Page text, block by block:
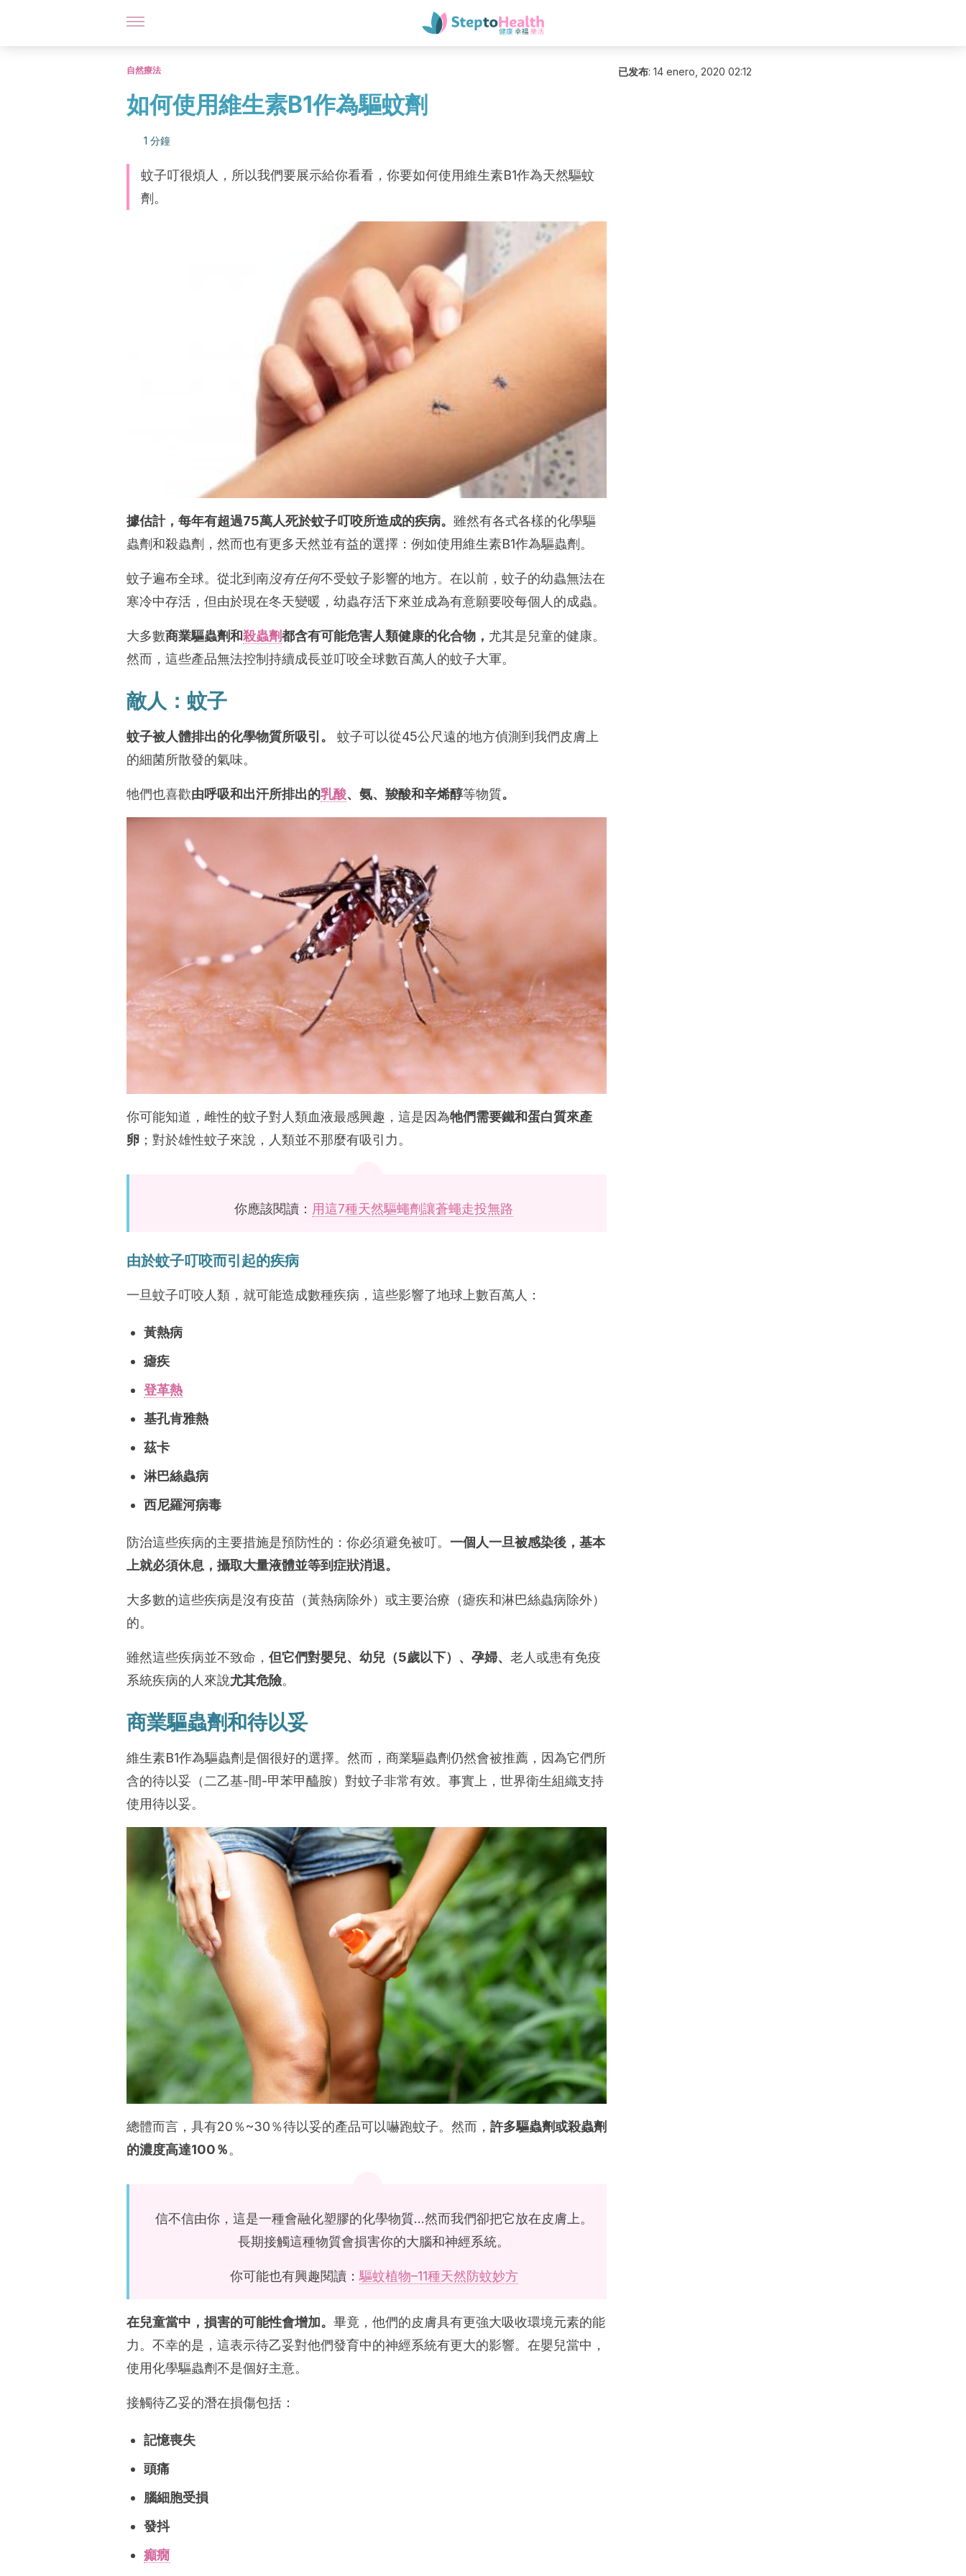
自然療法
如何使用維生素B1作為驅蚊劑
1 分鐘
蚊子叮很煩人，所以我們要展示給你看看，你要如何使用維生素B1作為天然驅蚊
劑。
據估計，每年有超過75萬人死於蚊子叮咬所造成的疾病。 雖然有各式各樣的化學驅
蟲劑和殺蟲劑，然而也有更多天然並有益的選擇：例如使用維生素B1作為驅蟲劑。
蚊子遍布全球。從北到南沒有任何不受蚊子影響的地方。在以前，蚊子的幼蟲無法在
寒冷中存活，但由於現在冬天變暖，幼蟲存活下來並成為有意願要咬每個人的成蟲。
大多數商業驅蟲劑和殺蟲劑都含有可能危害人類健康的化合物， 尤其是兒童的健康。
然而，這些產品無法控制持續成長並叮咬全球數百萬人的蚊子大軍。
敵人：蚊子
蚊子被人體排出的化學物質所吸引。
蚊子可以從45公尺遠的地方偵測到我們皮膚上
的細菌所散發的氣味。
牠們也喜歡由呼吸和出汗所排出的乳酸、氨、羧酸和辛烯醇等物質。
你可能知道，雌性的蚊子對人類血液最感興趣， 這是因為牠們需要鐵和蛋白質來產
卵 ；對於雄性蚊子來說，人類並不那麼有吸引力。
你應該閱讀： 用這7種天然驅蠅劑讓蒼蠅走投無路
由於蚊子叮咬而引起的疾病
一旦蚊子叮咬人類，就可能造成數種疾病，這些影響了地球上數百萬人：
黃熱病
瘧疾
登革熱
基孔肯雅熱
茲卡
淋巴絲蟲病
西尼羅河病毒
防治這些疾病的主要措施是預防性的：你必須避免被叮。 一個人一旦被感染後，基本
上就必須休息，攝取大量液體並等到症狀消退。
大多數的這些疾病是沒有疫苗（黃熱病除外）或主要治療（瘧疾和淋巴絲蟲病除外）
的。
雖然這些疾病並不致命， 但它們對嬰兒、 幼兒 （5歲以下）、孕婦、 老人或患有免疫
系統疾病的人來說尤其危險。
商業驅蟲劑和待以妥
維生素B1作為驅蟲劑是個很好的選擇。然而，商業驅蟲劑仍然會被推薦，因為它們所
含的待以妥（二乙基-間-甲苯甲醯胺）對蚊子非常有效。事實上，世界衛生組織支持
使用待以妥。
總體而言，具有20％~30％待以妥的產品可以嚇跑蚊子。然而， 許多驅蟲劑或殺蟲劑
的濃度高達100％。
信不信由你，這是一種會融化塑膠的化學物質…然而我們卻把它放在皮膚上。
長期接觸這種物質會損害你的大腦和神經系統。
你可能也有興趣閱讀： 驅蚊植物–11種天然防蚊妙方
在兒童當中，損害的可能性會增加。 畢竟，他們的皮膚具有更強大吸收環境元素的能
力。不幸的是，這表示待乙妥對他們發育中的神經系統有更大的影響。在嬰兒當中，
使用化學驅蟲劑不是個好主意。
接觸待乙妥的潛在損傷包括：
記憶喪失
頭痛
腦細胞受損
發抖
癲癇
已发布: 14 enero, 2020 02:12